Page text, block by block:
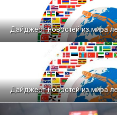
Дайджест новостей из мира
Дайджест новостей из мира